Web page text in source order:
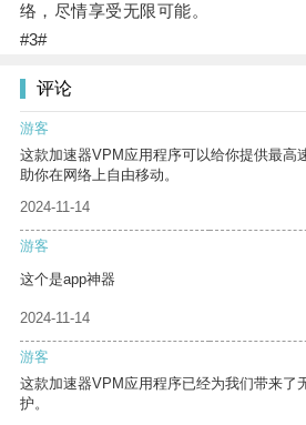
络，尽情享受无限可能。
#3#
评论
游客
这款加速器VPM应用程序可以给你提供最高
助你在网络上自由移动。
2024-11-14
游客
这个是app神器
2024-11-14
游客
这款加速器VPM应用程序已经为我们带来了
护。